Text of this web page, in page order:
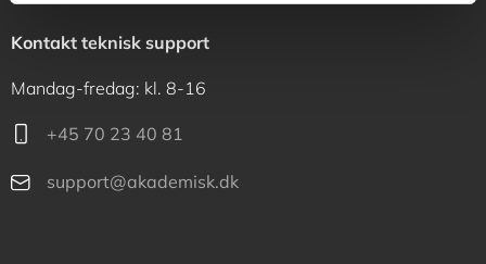
Kontakt teknisk support
Mandag-fredag: kl. 8-16
+45 70 23 40 81
support@akademisk.dk